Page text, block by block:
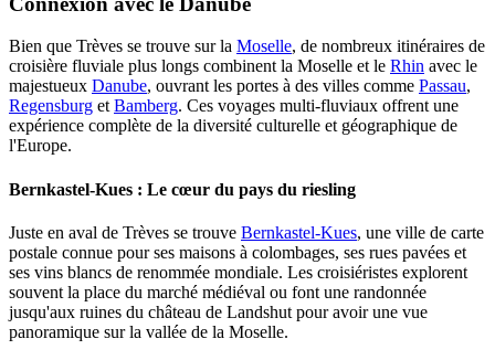
Bien que Trèves se trouve sur la Moselle, de nombreux itinéraires de
croisière fluviale plus longs combinent la Moselle et le Rhin avec le
majestueux Danube, ouvrant les portes à des villes comme Passau,
Regensburg etBamberg. Ces voyages multi-fluviaux offrent une
expérience complète de la diversité culturelle et géographique de
l'Europe.
Bernkastel-Kues : Le cœur du pays du riesling
Juste en aval de Trèves se trouve Bernkastel-Kues, une ville de carte
postale connue pour ses maisons à colombages, ses rues pavées et
ses vins blancs de renommée mondiale. Les croisiéristes explorent
souvent la place du marché médiéval ou font une randonnée
jusqu'aux ruines du château de Landshut pour avoir une vue
panoramique sur la vallée de la Moselle.